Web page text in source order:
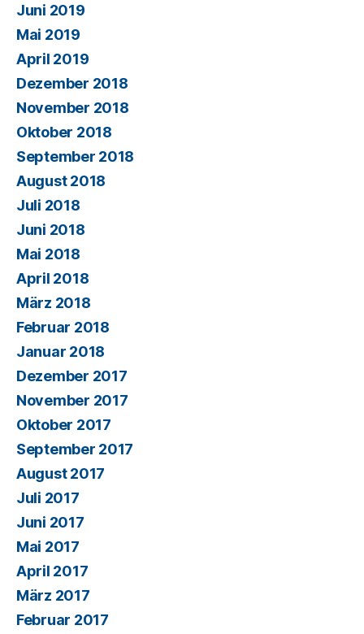
Juni 2019
Mai 2019
April 2019
Dezember 2018
November 2018
Oktober 2018
September 2018
August 2018
Juli 2018
Juni 2018
Mai 2018
April 2018
März 2018
Februar 2018
Januar 2018
Dezember 2017
November 2017
Oktober 2017
September 2017
August 2017
Juli 2017
Juni 2017
Mai 2017
April 2017
März 2017
Februar 2017